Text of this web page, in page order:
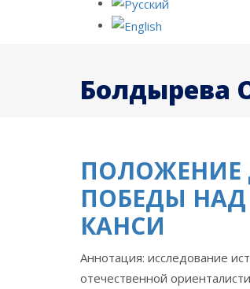
Болдырева
ПОЛОЖЕНИЕ
ПОБЕДЫ
КАНСИ
Аннотация: исследование
отечественной